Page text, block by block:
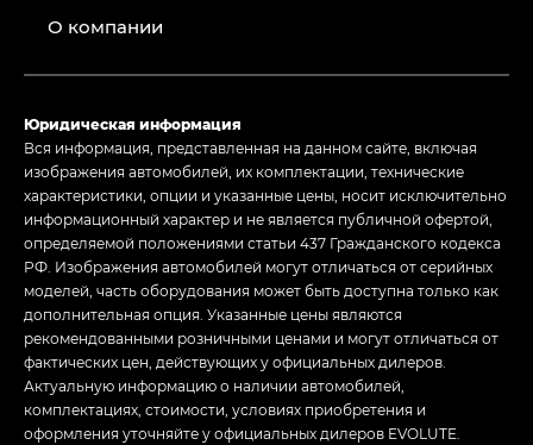
О компании
Юридическая информация
Вся информация, представленная на данном сайте, включая
изображения автомобилей, их комплектации, технические
характеристики, опции и указанные цены, носит исключительно
информационный характер и не является публичной офертой,
определяемой положениями статьи 437 Гражданского кодекса
РФ. Изображения автомобилей могут отличаться от серийных
моделей, часть оборудования может быть доступна только как
дополнительная опция. Указанные цены являются
рекомендованными розничными ценами и могут отличаться от
фактических цен, действующих у официальных дилеров.
Актуальную информацию о наличии автомобилей,
комплектациях, стоимости, условиях приобретения и
оформления уточняйте у официальных дилеров EVOLUTE.